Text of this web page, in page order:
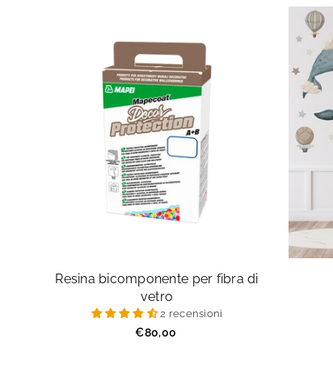
Resina bicomponente per fibra di
vetro
2 recensioni
Prezzo
€80,00